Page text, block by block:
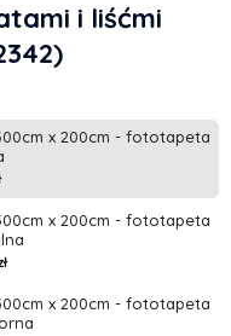
i liśćmi
x 200cm - fototapeta
x 200cm - fototapeta
x 200cm - fototapeta